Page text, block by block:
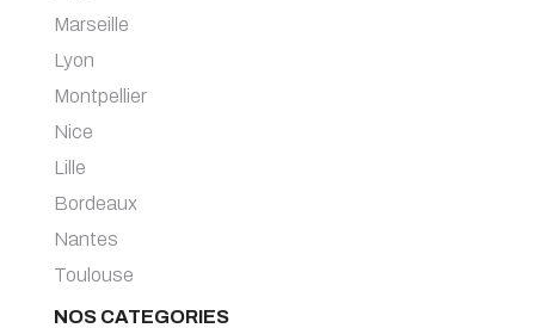
Marseille
Lyon
Montpellier
Nice
Lille
Bordeaux
Nantes
Toulouse
NOS CATEGORIES